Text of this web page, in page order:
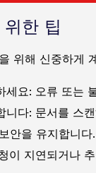
한 팁
위해 신중하게
세요: 오류 또는
니다: 문서를 스
안을 유지합니다.
이 지연되거나